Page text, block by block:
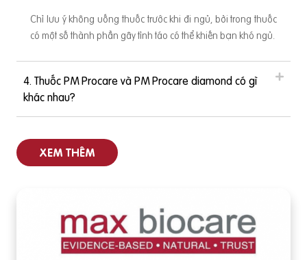
Chỉ lưu ý không uống thuốc trước khi đi ngủ, bởi trong thuốc
có một số thành phần gây tỉnh táo có thể khiến bạn khó ngủ.
4. Thuốc PM Procare và PM Procare diamond có gì
khác nhau?
XEM THÊM